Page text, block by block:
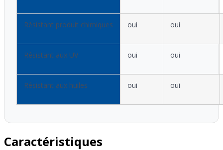
Résistant produit chimiques oui oui
Résistant aux UV oui oui
Résistant aux huiles oui oui
Caractéristiques